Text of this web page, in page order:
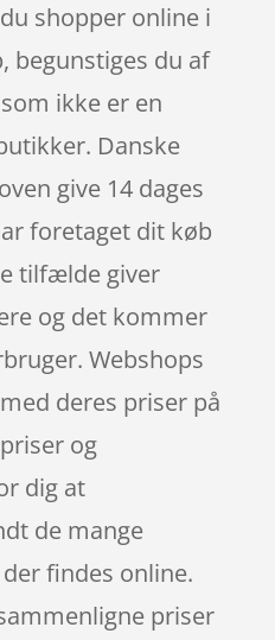
shopper online i
begunstiges du af
ikke er en
Danske
give 14 dages
foretaget dit køb
tilfælde giver
og det kommer
Webshops
deres priser på
og
dig at
de mange
findes online.
priser